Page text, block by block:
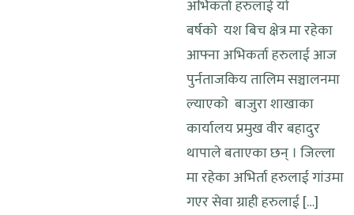
अभिकर्ता हरुलाई याे
बर्षकाे यश बिच क्षेत्र मा रहेका
आफ्ना अभिकर्ता हरुलाई आज
पुर्नताजकिय तालिम सञ्चालनमा
ल्याएकाे बाजुरा शाखाका
कार्यालय प्रमुख वीर बहादुर
थापाले बताएका छन् । जिल्ला
मा रहेका अभिर्ता हरुलाई गांउमा
गएर सेवा ग्राही हरुलाई […]